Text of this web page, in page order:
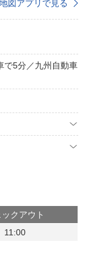
地図アプリで見る
で5分／九州自動車
クアウト
11:00